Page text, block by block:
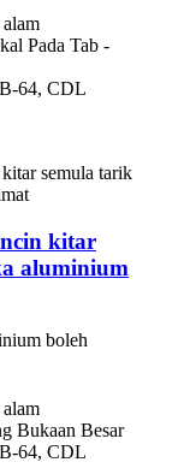
Pada Tab -
64, CDL
kitar
aluminium
boleh
Bukaan Besar
64, CDL